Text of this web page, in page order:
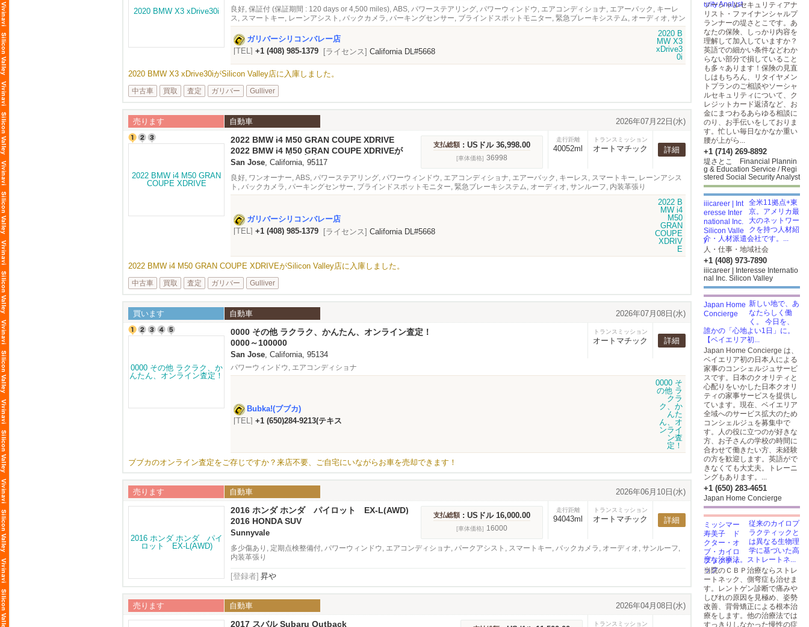
良好, 保証付 (保証期間 : 120 days or 4,500 miles), ABS, パワーステアリング, パワーウィンドウ, エアコンディショナ, エアーバック, キーレ
ス, スマートキー, レーンアシスト, バックカメラ, パーキングセンサー, ブラインドスポットモニター, 緊急ブレーキシステム, オーディオ, サン
ルーフ, 内装革張り
ガリバーシリコンバレー店
[TEL] +1 (408) 985-1379 [ライセンス] California DL#5668
2020 BMW X3 xDrive30iがSilicon Valley店に入庫しました。
中古車 買取 査定 ガリバー Gulliver
売ります 自動車 2026年07月22日(水)
2022 BMW i4 M50 GRAN COUPE XDRIVE
2022 BMW i4 M50 GRAN COUPE XDRIVEが
Silicon Valley店に入庫しました。
San Jose, California, 95117
支払総額 : USドル 36,998.00
[車体価格] 36998
走行距離
40052ml
トランスミッション
オートマチック 詳細
良好, ワンオーナー, ABS, パワーステアリング, パワーウィンドウ, エアコンディショナ, エアーバック, キーレス, スマートキー, レーンアシス
ト, バックカメラ, パーキングセンサー, ブラインドスポットモニター, 緊急ブレーキシステム, オーディオ, サンルーフ, 内装革張り
ガリバーシリコンバレー店
[TEL] +1 (408) 985-1379 [ライセンス] California DL#5668
2022 BMW i4 M50 GRAN COUPE XDRIVEがSilicon Valley店に入庫しました。
中古車 買取 査定 ガリバー Gulliver
買います 自動車 2026年07月08日(水)
0000 その他 ラクラク、かんたん、オンライン査定！
0000～100000
San Jose, California, 95134
トランスミッション
オートマチック 詳細
パワーウィンドウ, エアコンディショナ
Bubka!(ブブカ)
[TEL] +1 (650)284-9213(テキス
ブブカのオンライン査定をご存じですか？来店不要、ご自宅にいながらお車を売却できます！
売ります 自動車 2026年06月10日(水)
2016 ホンダ ホンダ パイロット EX-L(AWD)
2016 HONDA SUV
Sunnyvale
支払総額 : USドル 16,000.00
[車体価格] 16000
走行距離
94043ml
トランスミッション
オートマチック 詳細
多少傷あり, 定期点検整備付, パワーウィンドウ, エアコンディショナ, パークアシスト, スマートキー, バックカメラ, オーディオ, サンルーフ,
内装革張り
[登録者] 昇や
売ります 自動車 2026年04月08日(水)
2017 スバル Subaru Outback トランスミッション
ソーシャルセキュリティアナ
リスト・ファイナンシャルプ
ランナーの堤さとこです。あ
なたの保険、しっかり内容を
理解して加入していますか？
英語での細かい条件などわか
らない部分で損していること
も多々あります！保険の見直
しはもちろん、リタイヤメン
トプランのご相談やソーシャ
ルセキュリティについて、ク
レジットカード返済など、お
金にまつわるあらゆる相談に
のり、お手伝いをしておりま
す。忙しい毎日なかなか重い
腰が上がら...
+1 (714) 269-8892
堤さとこ Financial Plannin
g & Education Service / Regi
stered Social Security Analyst
全米11拠点+東
京。アメリカ最
大のネットワー
クを持つ人材紹
介・人材派遣会社です。...
人・仕事・地域社会
+1 (408) 973-7890
iiicareer | Interesse Internatio
nal Inc. Silicon Valley
新しい地で、あ
なたらしく働
く。 今日を、
誰かの「心地よい1日」に。
【ベイエリア初...
Japan Home Concierge は、
ベイエリア初の日本人による
家事のコンシェルジュサービ
スです。日本のクオリティと
心配りをいかした日本クオリ
ティの家事サービスを提供し
ています。現在、ベイエリア
全域へのサービス拡大のため
コンシェルジュを募集中で
す。人の役に立つのが好きな
方、お子さんの学校の時間に
合わせて働きたい方、未経験
の方を歓迎します。英語がで
きなくても大丈夫。トレーニ
ングもあります。...
+1 (650) 283-4651
Japan Home Concierge
従来のカイロプ
ラクティックと
は異なる生物理
学に基づいた高
度な治療法。ストレートネ...
当院のＣＢＰ治療ならストレ
ートネック、側弯症も治せま
す。レントゲン診断で痛みや
しびれの原因を見極め、姿勢
改善、背骨矯正による根本治
療をします。他の治療法では
すっきりしなかった慢性の症